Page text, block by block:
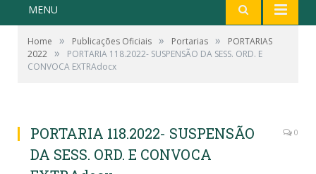
MENU
Home » Publicações Oficiais » Portarias »
PORTARIAS
2022 »
PORTARIA 118.2022- SUSPENSÃO DA SESS. ORD. E
CONVOCA EXTRAdocx
PORTARIA 118.2022- SUSPENSÃO
DA SESS. ORD. E CONVOCA
0